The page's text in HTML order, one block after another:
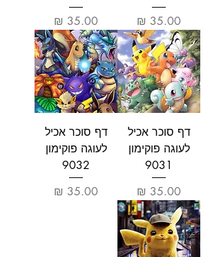
מחיר
מחיר
דף סוכר אכיל
לעוגה פוקימון
9031
מחיר
דף סוכר אכיל
לעוגה פוקימון
9032
מחיר